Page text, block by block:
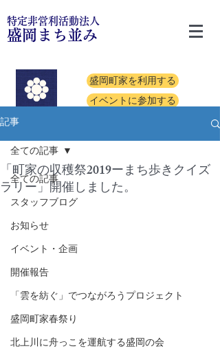
特定非営利活動法人
盛岡まち並み
盛岡町家を利用する
イベントに参加する
記事
全ての記事
スタッフブログ
お知らせ
イベント・企画
開催報告
「雲を紡ぐ」でつながろうプロジェクト
盛岡町家春祭り
北上川に舟っこを運航する盛岡の会
全ての記事
「町家の収穫祭2019ーまち歩きクイズ
ラリー」開催しました。